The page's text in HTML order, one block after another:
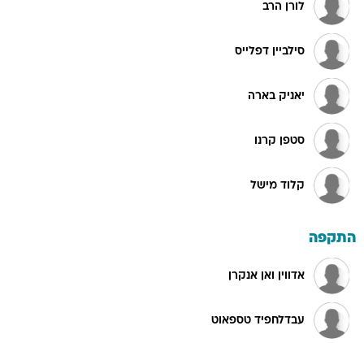
לורן הרב
סילביין דפלייס
יאניק בארה
סטפן קרנו
קלוד מישל
התקפה
אדווין ואן אנקרן
עבדלחפיד טספאוט